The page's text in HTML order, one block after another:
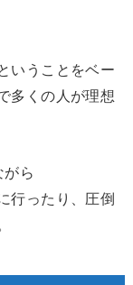
いうことをベー
多くの人が理想
がら
行ったり、圧倒